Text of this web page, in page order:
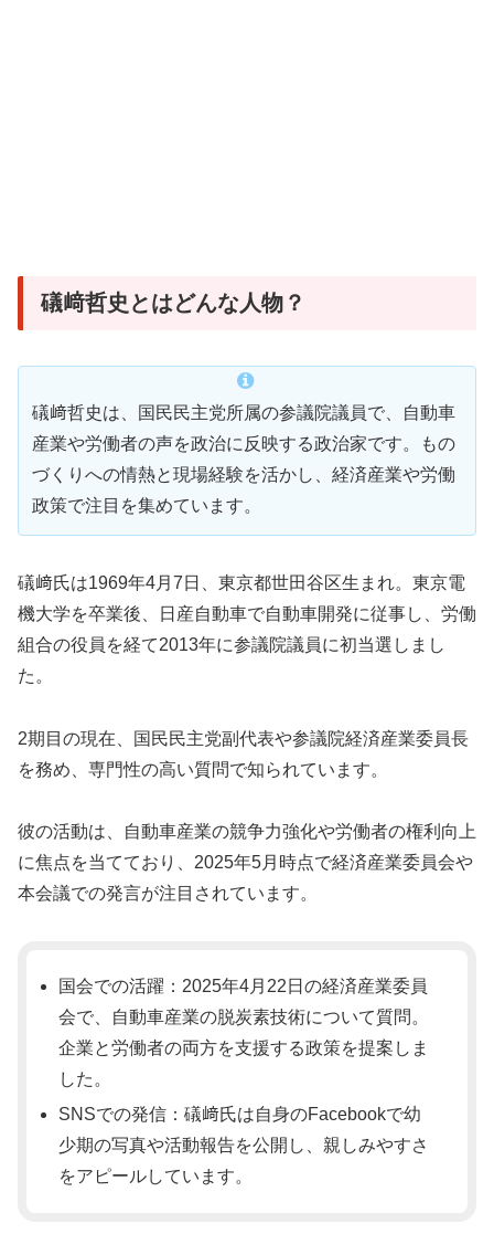
礒﨑哲史とはどんな人物？
礒﨑哲史は、国民民主党所属の参議院議員で、自動車
産業や労働者の声を政治に反映する政治家です。もの
づくりへの情熱と現場経験を活かし、経済産業や労働
政策で注目を集めています。
礒﨑氏は1969年4月7日、東京都世田谷区生まれ。東京電
機大学を卒業後、日産自動車で自動車開発に従事し、労働
組合の役員を経て2013年に参議院議員に初当選しまし
た。
2期目の現在、国民民主党副代表や参議院経済産業委員長
を務め、専門性の高い質問で知られています。
彼の活動は、自動車産業の競争力強化や労働者の権利向上
に焦点を当てており、2025年5月時点で経済産業委員会や
本会議での発言が注目されています。
国会での活躍：2025年4月22日の経済産業委員
会で、自動車産業の脱炭素技術について質問。
企業と労働者の両方を支援する政策を提案しま
した。
SNSでの発信：礒﨑氏は自身のFacebookで幼
少期の写真や活動報告を公開し、親しみやすさ
をアピールしています。